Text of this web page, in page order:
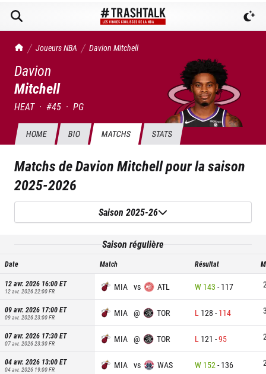
TrashTalk Actu NBA
Joueurs NBA Davion Mitchell
Davion
Mitchell
HEAT · #45 · PG
HOME BIO MATCHS STATS
Matchs deDavion Mitchellpour la saison
2025-2026
Saison 2025-26
Saison régulière
Date Match Résultat
12 avr. 2026 16:00ET
12 avr. 2026 22:00FR MIA vs ATL W 143 - 117
09 avr. 2026 17:00ET
09 avr. 2026 23:00FR MIA @ TOR L 128 - 114
07 avr. 2026 17:30ET
07 avr. 2026 23:30FR MIA @ TOR L 121 -95
04 avr. 2026 13:00ET
04 avr. 2026 19:00FR MIA vs WAS W 152 - 136